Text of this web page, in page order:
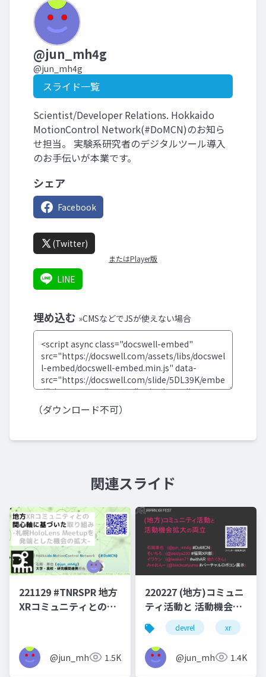
@jun_mh4g
@jun_mh4g
スライド一覧
Scientist/Developer Relations. Hokkaido
MotionControl Network(#DoMCN)のお知ら
せ担当。 実験系研究者のデジタルツール導入
のお手伝いが本業です。
シェア
Facebook
(Twitter)
またはPlayer版
LINE
埋め込む »CMSなどでJSが使えない場合
（ダウンロード不可）
関連スライド
221129 #TNRSPR 地方
XRコミュニティとの関
@jun_mh4g1.5K
220227 (地方)コミュニ
ティ活動と 活動機会拡
大の両立devrel xr
@jun_mh4g1.4K